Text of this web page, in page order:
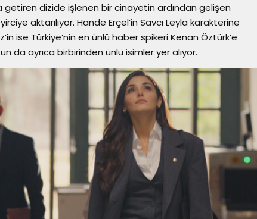
getiren dizide işlenen bir cinayetin ardından gelişen
aktarılıyor. Hande Erçel’in Savcı Leyla karakterine
ise Türkiye’nin en ünlü haber spikeri Kenan Öztürk’e
da ayrıca birbirinden ünlü isimler yer alıyor.